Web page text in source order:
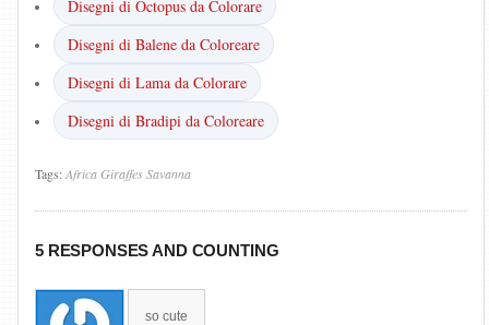
Disegni di Octopus da Colorare
Disegni di Balene da Coloreare
Disegni di Lama da Colorare
Disegni di Bradipi da Coloreare
Tags:AfricaGiraffesSavanna
5 RESPONSES AND COUNTING
so cute